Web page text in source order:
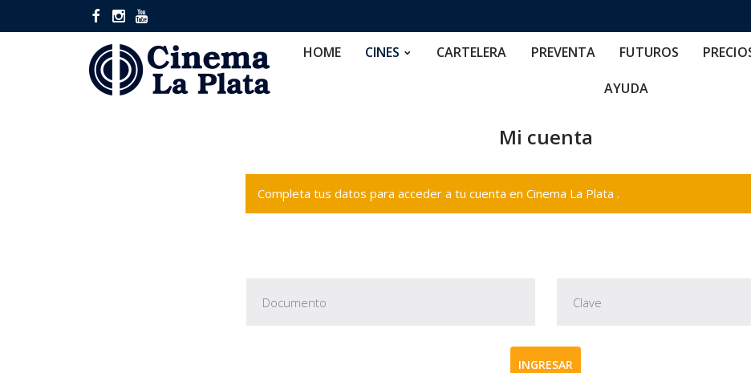
HOME CINES CARTELERA PREVENTA FUTUROS
AYUDA
Mi cuenta
Completa tus datos para acceder a tu cuenta en Cinema La Plata .
INGRESAR